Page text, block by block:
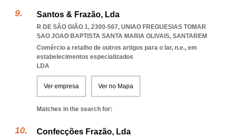
Santos & Frazão, Lda
R DE SÃO GIÃO 1, 2300-567, UNIAO FREGUESIAS TOMAR
SAO JOAO BAPTISTA SANTA MARIA OLIVAIS, SANTAREM
Comércio a retalho de outros artigos para o lar, n.e., em
estabelecimentos especializados
LDA
Ver empresa Ver no Mapa
Matches in the search for:
Confecções Frazão, Lda